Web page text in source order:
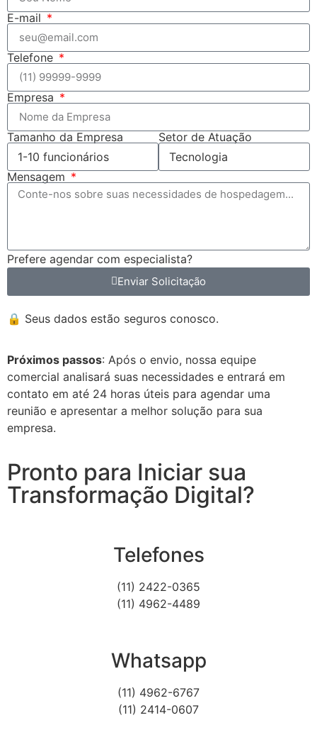
E-mail
Telefone
Empresa
Tamanho da Empresa Setor de Atuação
Mensagem
Prefere agendar com especialista?
Enviar Solicitação
🔒 Seus dados estão seguros conosco.
Próximos passos: Após o envio, nossa equipe
comercial analisará suas necessidades e entrará em
contato em até 24 horas úteis para agendar uma
reunião e apresentar a melhor solução para sua
empresa.
Pronto para Iniciar sua
Transformação Digital?
Telefones
(11) 2422-0365
(11) 4962-4489
Whatsapp
(11) 4962-6767
(11) 2414-0607